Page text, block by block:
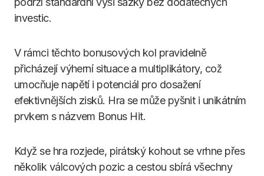
investic.
V rámci těchto bonusových kol pravidelně
přicházejí výherní situace a multiplikátory, což
umocňuje napětí i potenciál pro dosažení
efektivnějších zisků. Hra se může pyšnit i unikátním
prvkem s názvem Bonus Hit.
Když se hra rozjede, pirátský kohout se vrhne přes
několik válcových pozic a cestou sbírá všechny